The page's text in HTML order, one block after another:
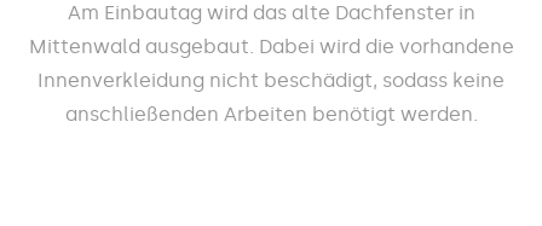
Am Einbautag wird das alte Dachfenster in
Mittenwald ausgebaut. Dabei wird die vorhandene
Innenverkleidung nicht beschädigt, sodass keine
anschließenden Arbeiten benötigt werden.